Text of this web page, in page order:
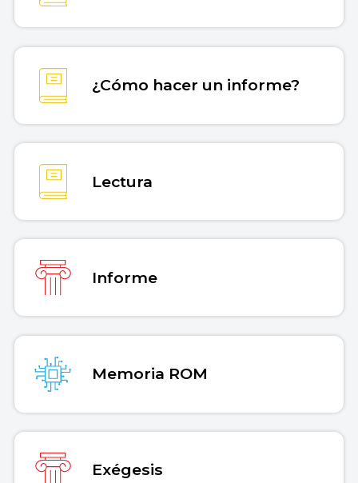
¿Cómo hacer un informe?
Lectura
Informe
Memoria ROM
Exégesis